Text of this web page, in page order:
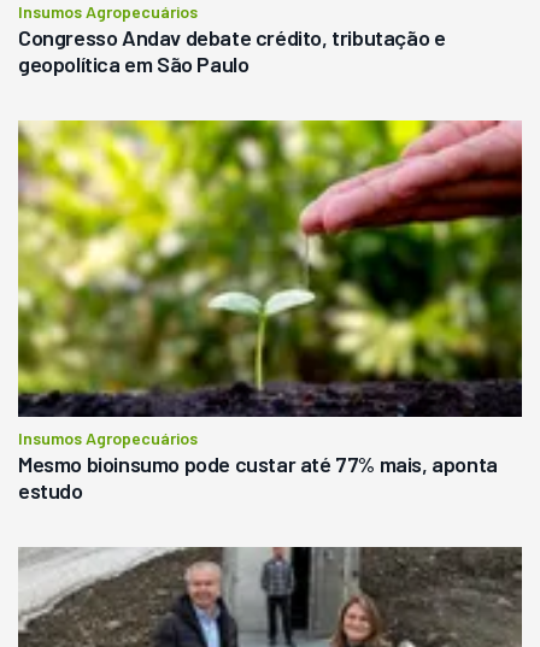
Insumos Agropecuários
Congresso Andav debate crédito, tributação e
geopolítica em São Paulo
Insumos Agropecuários
Mesmo bioinsumo pode custar até 77% mais, aponta
estudo